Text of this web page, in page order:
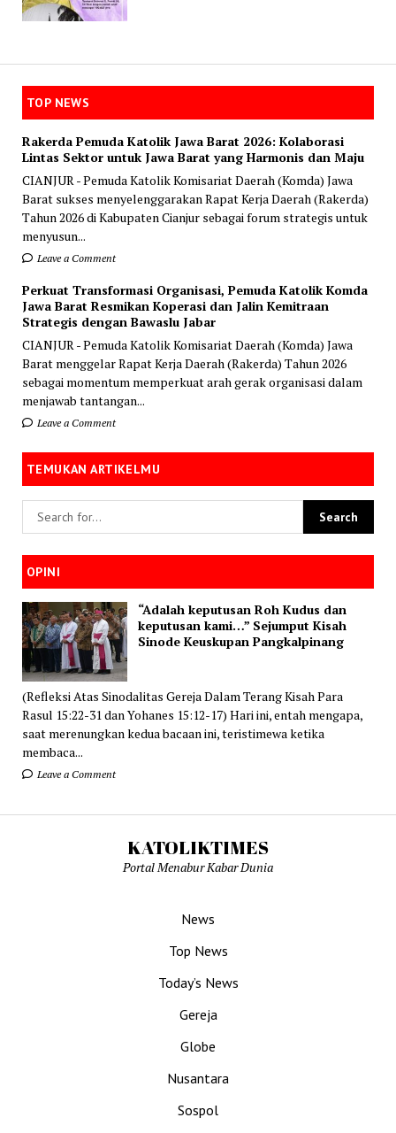
TOP NEWS
Rakerda Pemuda Katolik Jawa Barat 2026: Kolaborasi
Lintas Sektor untuk Jawa Barat yang Harmonis dan Maju
CIANJUR - Pemuda Katolik Komisariat Daerah (Komda) Jawa
Barat sukses menyelenggarakan Rapat Kerja Daerah (Rakerda)
Tahun 2026 di Kabupaten Cianjur sebagai forum strategis untuk
menyusun...
Leave a Comment
Perkuat Transformasi Organisasi, Pemuda Katolik Komda
Jawa Barat Resmikan Koperasi dan Jalin Kemitraan
Strategis dengan Bawaslu Jabar
CIANJUR - Pemuda Katolik Komisariat Daerah (Komda) Jawa
Barat menggelar Rapat Kerja Daerah (Rakerda) Tahun 2026
sebagai momentum memperkuat arah gerak organisasi dalam
menjawab tantangan...
Leave a Comment
TEMUKAN ARTIKELMU
OPINI
“Adalah keputusan Roh Kudus dan
keputusan kami…” Sejumput Kisah
Sinode Keuskupan Pangkalpinang
(Refleksi Atas Sinodalitas Gereja Dalam Terang Kisah Para
Rasul 15:22-31 dan Yohanes 15:12-17) Hari ini, entah mengapa,
saat merenungkan kedua bacaan ini, teristimewa ketika
membaca...
Leave a Comment
KATOLIKTIMES
Portal Menabur Kabar Dunia
News
Top News
Today’s News
Gereja
Globe
Nusantara
Sospol